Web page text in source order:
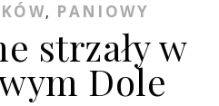
, PANIOWY
strzały w
Dole